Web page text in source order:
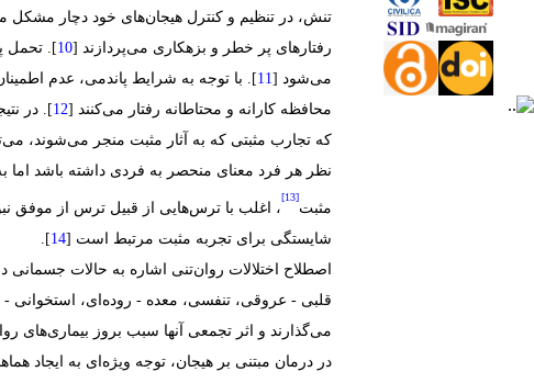
تنش، در تنظیم و کنترل هیجان‌های خود دچار مشکل
رفتار‌های پر خطر و بزهکاری می‌پردازند [
]. تحمل
می‌شود [
]. با توجه به شرایط پاندمی، عدم
محافظه کارانه و محتاطانه رفتار می‌کنند [
]. در
که تجارب مثبتی که به آثار مثبت منجر می‌شوند،
نظر هر فرد معنای منحصر به فردی داشته باشد اما
مثبت
[13]
، اغلب با ترس‌هایی از قبیل ترس از موفق
شایستگی برای تجربه مثبت مرتبط است [
].
اصطلاح اختلالات روان‌تنی اشاره به حالات جسمانی
قلبی - عروقی، تنفسی، معده - روده‌ای، استخوانی
می‌گذارند و اثر تجمعی آنها سبب بروز بیماری‌های
در درمان مبتنی بر هیجان، توجه ویژه‌ای به ایجاد